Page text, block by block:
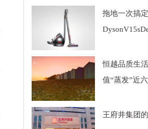
拖地一次搞
恒越品质生
值“蒸发”近
王府井集团